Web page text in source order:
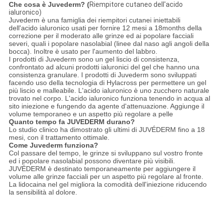
PRIVACY
POLICY
Che cosa è Juvederm? (Riempitore cutaneo dell'acido
ialuronico)
Juvederm è una famiglia dei riempitori cutanei iniettabili
dell'acido ialuronico usati per fornire 12 mesi a 18months della
correzione per il moderato alle grinze ed ai popolare facciali
severi, quali i popolare nasolabial (linee dal naso agli angoli della
bocca). Inoltre è usato per l'aumento del labbro.
I prodotti di Juvederm sono un gel liscio di consistenza,
confrontato ad alcuni prodotti ialuronici del gel che hanno una
consistenza granulare. I prodotti di Juvederm sono sviluppati
facendo uso della tecnologia di Hylacross per permettere un gel
più liscio e malleabile. L'acido ialuronico è uno zucchero naturale
trovato nel corpo. L'acido ialuronico funziona tenendo in acqua al
sito iniezione e fungendo da agente d'attenuazione. Aggiunge il
volume temporaneo e un aspetto più regolare a pelle
Quanto tempo fa JUVEDERM durano?
Lo studio clinico ha dimostrato gli ultimi di JUVÉDERM fino a 18
mesi, con il trattamento ottimale.
Come Juvederm funziona?
Col passare del tempo, le grinze si sviluppano sul vostro fronte
ed i popolare nasolabial possono diventare più visibili.
JUVÉDERM è destinato temporaneamente per aggiungere il
volume alle grinze facciali per un aspetto più regolare al fronte.
La lidocaina nel gel migliora la comodità dell'iniezione riducendo
la sensibilità al dolore.